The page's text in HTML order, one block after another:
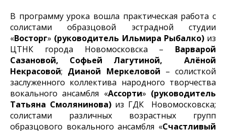
В программу урока вошла практическая работа с
солистами образцовой эстрадной студии
«Восторг» (руководитель Ильмира Рыбалко)из
ЦТНК города Новомосковска – Варварой
Сазановой, Софьей Лагутиной, Алёной
Некрасовой; Дианой Меркеловой – солисткой
заслуженного коллектива народного творчества
вокального ансамбля «Ассорти» (руководитель
Татьяна Смолянинова)из ГДК Новомосковска;
солистами различных возрастных групп
образцового вокального ансамбля «Счастливый